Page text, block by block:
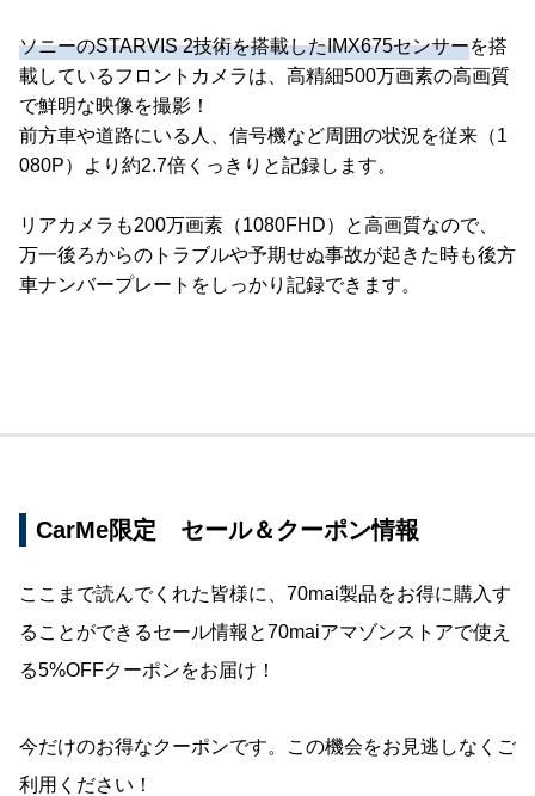
ソニーのSTARVIS 2技術を搭載したIMX675センサーを搭
載しているフロントカメラは、高精細500万画素の高画質
で鮮明な映像を撮影！
前方車や道路にいる人、信号機など周囲の状況を従来（1
080P）より約2.7倍くっきりと記録します。
リアカメラも200万画素（1080FHD）と高画質なので、
万一後ろからのトラブルや予期せぬ事故が起きた時も後方
車ナンバープレートをしっかり記録できます。
CarMe限定 セール＆クーポン情報
ここまで読んでくれた皆様に、70mai製品をお得に購入す
ることができるセール情報と70maiアマゾンストアで使え
る5%OFFクーポンをお届け！
今だけのお得なクーポンです。この機会をお見逃しなくご
利用ください！